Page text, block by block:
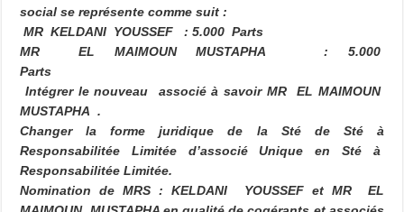
social se représente comme suit :
MR KELDANI YOUSSEF : 5.000 Parts
MR EL MAIMOUN MUSTAPHA : 5.000
Parts
Intégrer le nouveau associé à savoir MR EL MAIMOUN
MUSTAPHA .
Changer la forme juridique de la Sté de Sté à
Responsabilitée Limitée d’associé Unique en Sté à
Responsabilitée Limitée.
Nomination de MRS : KELDANI YOUSSEF et MR EL